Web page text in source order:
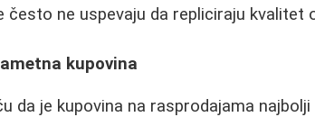
često ne uspevaju da repliciraju kvalitet
kupovina
da je kupovina na rasprodajama